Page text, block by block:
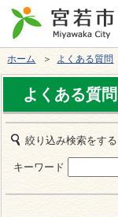
ホーム ＞ よくある質問
よくある質問
絞り込み検索をする
キーワード